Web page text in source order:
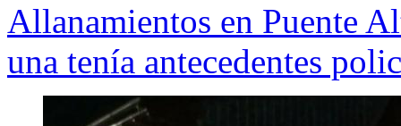
Allanamientos en Puente
una tenía antecedentes